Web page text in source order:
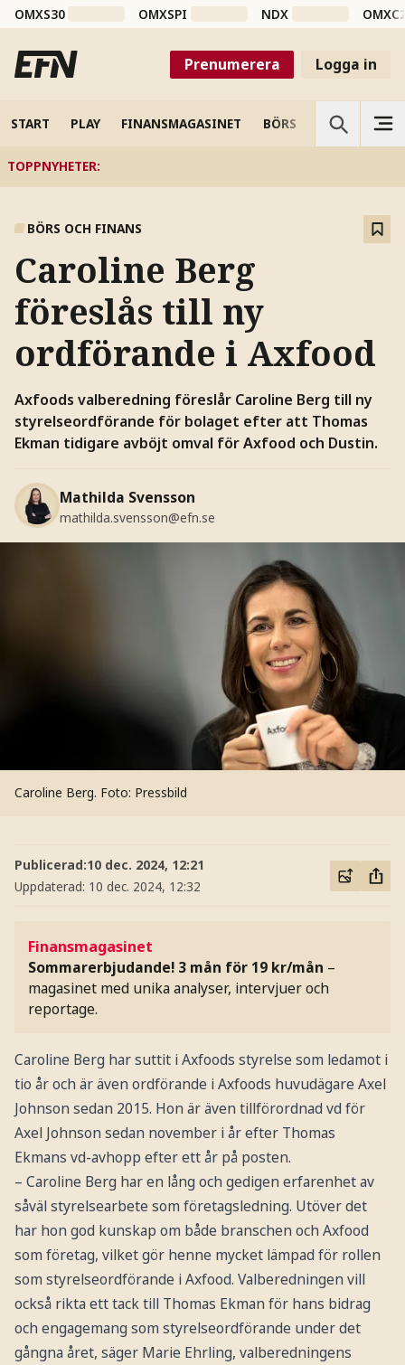
OMXS30 OMXSPI NDX
Prenumerera Logga in
START PLAY FINANSMAGASINET BÖRS VETENSKAP
TOPPNYHETER:
BÖRS OCH FINANS
Caroline Berg
föreslås till ny
ordförande i Axfood
Axfoods valberedning föreslår Caroline Berg till ny
styrelseordförande för bolaget efter att Thomas
Ekman tidigare avböjt omval för Axfood och Dustin.
Mathilda Svensson
mathilda.svensson@efn.se
Caroline Berg. Foto: Pressbild
Publicerad:10 dec. 2024, 12:21
Uppdaterad: 10 dec. 2024, 12:32
Finansmagasinet
Sommarerbjudande! 3 mån för 19 kr/mån –
magasinet med unika analyser, intervjuer och
reportage.
Caroline Berg har suttit i Axfoods styrelse som ledamot i
tio år och är även ordförande i Axfoods huvudägare Axel
Johnson sedan 2015. Hon är även tillförordnad vd för
Axel Johnson sedan november i år efter Thomas
Ekmans vd-avhopp efter ett år på posten.
– Caroline Berg har en lång och gedigen erfarenhet av
såväl styrelsearbete som företagsledning. Utöver det
har hon god kunskap om både branschen och Axfood
som företag, vilket gör henne mycket lämpad för rollen
som styrelseordförande i Axfood. Valberedningen vill
också rikta ett tack till Thomas Ekman för hans bidrag
och engagemang som styrelseordförande under det
gångna året, säger Marie Ehrling, valberedningens